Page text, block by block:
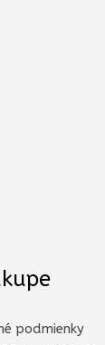
podmienky